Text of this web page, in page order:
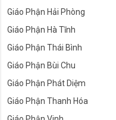
Giáo Phận Hải Phòng
Giáo Phận Hà Tĩnh
Giáo Phận Thái Bình
Giáo Phận Bùi Chu
Giáo Phận Phát Diệm
Giáo Phận Thanh Hóa